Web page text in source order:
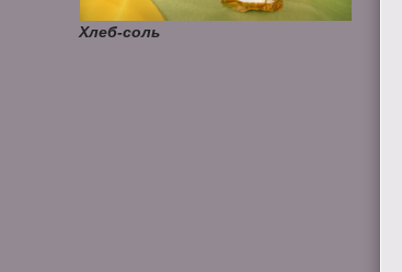
Хлеб-соль